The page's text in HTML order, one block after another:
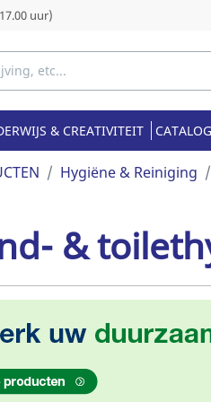
uur)
& CREATIVITEIT
Hygiëne & Reiniging
&